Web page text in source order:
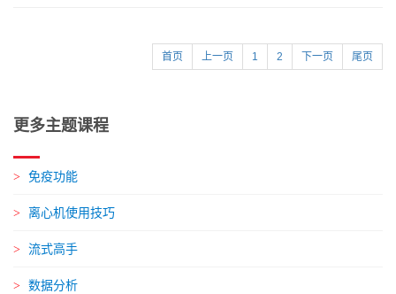
首页 上一页 1 2 下一页 尾页
更多主题课程
免疫功能
离心机使用技巧
流式高手
数据分析